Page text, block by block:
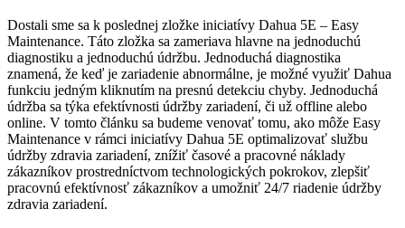
Dostali sme sa k poslednej zložke iniciatívy Dahua 5E – Easy
Maintenance. Táto zložka sa zameriava hlavne na jednoduchú
diagnostiku a jednoduchú údržbu. Jednoduchá diagnostika
znamená, že keď je zariadenie abnormálne, je možné využiť Dahua
funkciu jedným kliknutím na presnú detekciu chyby. Jednoduchá
údržba sa týka efektívnosti údržby zariadení, či už offline alebo
online. V tomto článku sa budeme venovať tomu, ako môže Easy
Maintenance v rámci iniciatívy Dahua 5E optimalizovať službu
údržby zdravia zariadení, znížiť časové a pracovné náklady
zákazníkov prostredníctvom technologických pokrokov, zlepšiť
pracovnú efektívnosť zákazníkov a umožniť 24/7 riadenie údržby
zdravia zariadení.